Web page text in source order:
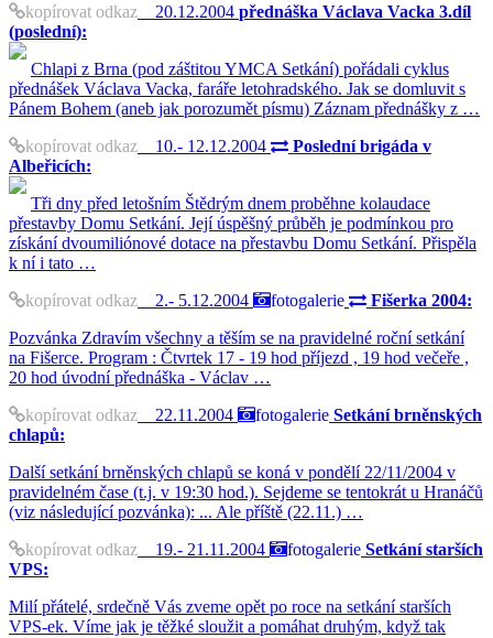
kopírovat odkaz 20.12.2004 přednáška Václava Vacka 3.díl
(poslední):
Chlapi z Brna (pod záštitou YMCA Setkání) pořádali cyklus
přednášek Václava Vacka, faráře letohradského. Jak se domluvit s
Pánem Bohem (aneb jak porozumět písmu) Záznam přednášky z …
kopírovat odkaz 10.- 12.12.2004
Poslední brigáda v
Albeřicích:
Tři dny před letošním Štědrým dnem proběhne kolaudace
přestavby Domu Setkání. Její úspěšný průběh je podmínkou pro
získání dvoumiliónové dotace na přestavbu Domu Setkání. Přispěla
k ní i tato …
kopírovat odkaz 2.- 5.12.2004 fotogalerie
Fišerka 2004:
Pozvánka Zdravím všechny a těším se na pravidelné roční setkání
na Fišerce. Program : Čtvrtek 17 - 19 hod příjezd , 19 hod večeře ,
20 hod úvodní přednáška - Václav …
kopírovat odkaz 22.11.2004 fotogalerie Setkání brněnských
chlapů:
Další setkání brněnských chlapů se koná v pondělí 22/11/2004 v
pravidelném čase (t.j. v 19:30 hod.). Sejdeme se tentokrát u Hranáčů
(viz následující pozvánka): ... Ale příště (22.11.) …
kopírovat odkaz 19.- 21.11.2004 fotogalerie Setkání starších
VPS:
Milí přátelé, srdečně Vás zveme opět po roce na setkání starších
VPS-ek. Víme jak je těžké sloužit a pomáhat druhým, když tak